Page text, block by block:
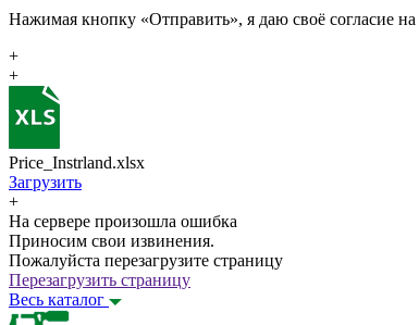
Нажимая кнопку «Отправить», я даю своё согласие на
+
+
Price_Instrland.xlsx
Загрузить
+
На сервере произошла ошибка
Приносим свои извинения.
Пожалуйста перезагрузите страницу
Перезагрузить страницу
Весь каталог